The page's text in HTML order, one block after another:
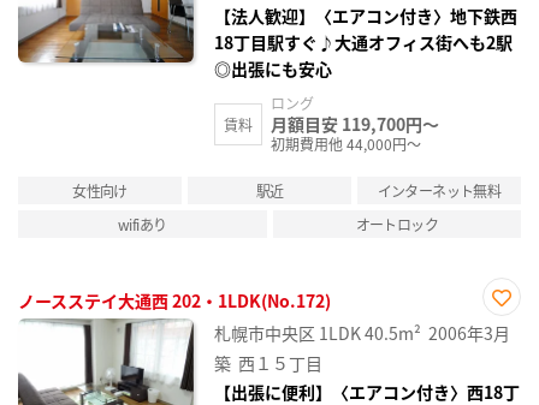
【法人歓迎】〈エアコン付き〉地下鉄西
18丁目駅すぐ♪大通オフィス街へも2駅
◎出張にも安心
賃料
ロング
月額目安 119,700円～
初期費用他 44,000円～
女性向け 駅近
インターネット無料
wifiあり
オートロック
ノースステイ大通西 202・1LDK(No.172)
お気
に入
札幌市中央区 1LDK40.5m² 2006年3月
築 西１５丁目
【出張に便利】〈エアコン付き〉西18丁